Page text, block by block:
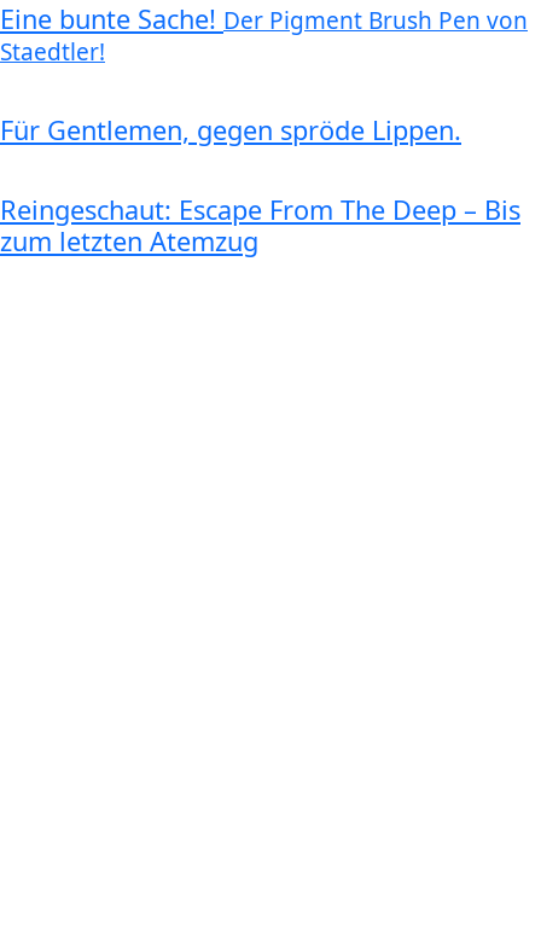
Eine bunte Sache! Der Pigment Brush Pen von
Staedtler!
Für Gentlemen, gegen spröde Lippen.
Reingeschaut: Escape From The Deep – Bis
zum letzten Atemzug